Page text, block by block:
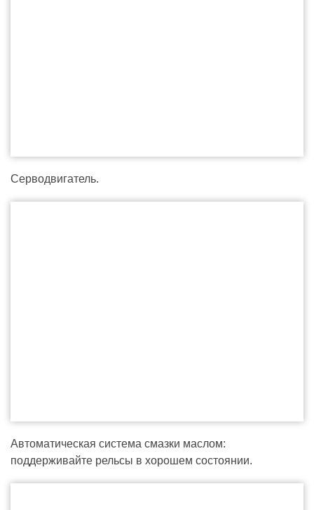
Серводвигатель.
Автоматическая система смазки маслом:
поддерживайте рельсы в хорошем состоянии.